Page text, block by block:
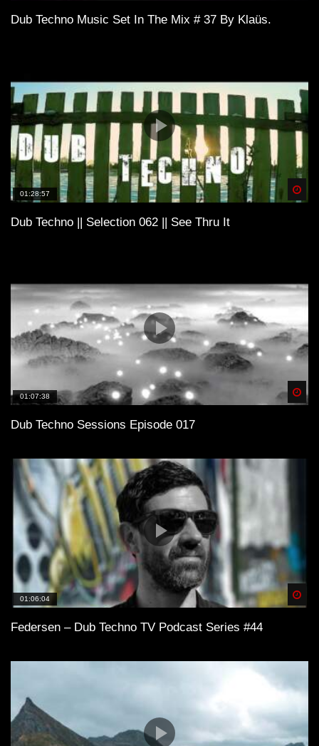
Dub Techno Music Set In The Mix # 37 By Klaüs.
01:28:57
Dub Techno || Selection 062 || See Thru It
01:07:38
Dub Techno Sessions Episode 017
01:06:04
Federsen – Dub Techno TV Podcast Series #44